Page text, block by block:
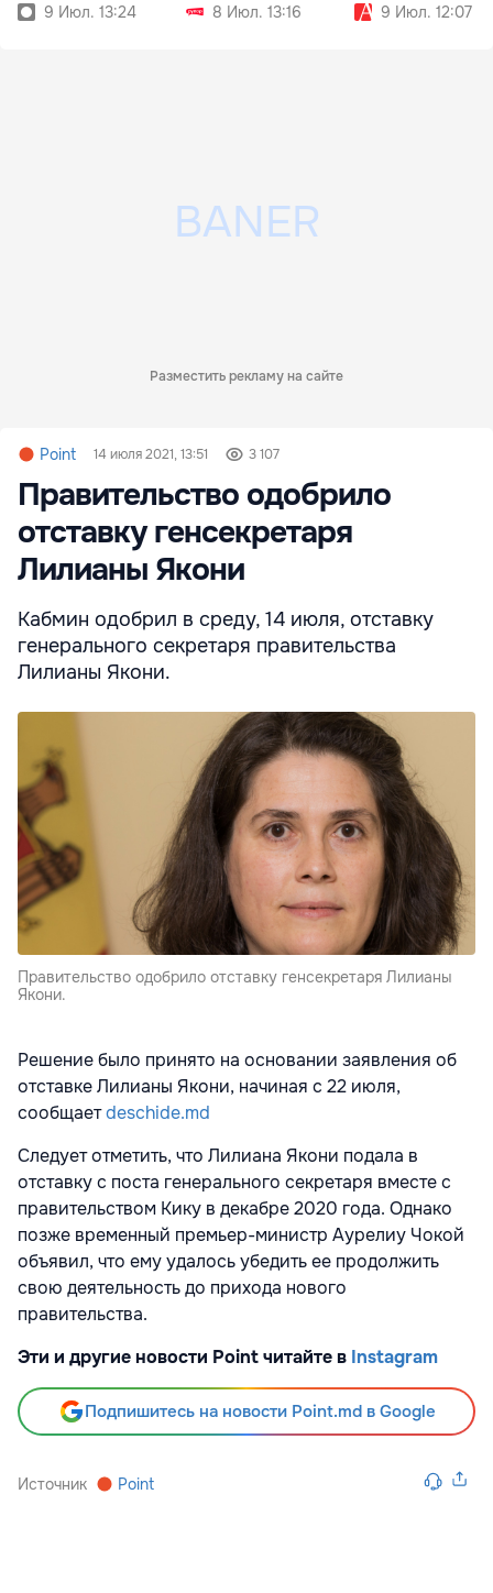
9 Июл. 13:24 8 Июл. 13:16 9 Июл. 12:07
Разместить рекламу на сайте
Point 14 июля 2021, 13:51 3 107
Правительство одобрило
отставку генсекретаря
Лилианы Якони
Кабмин одобрил в среду, 14 июля, отставку
генерального секретаря правительства
Лилианы Якони.
Правительство одобрило отставку генсекретаря Лилианы
Якони.
Решение было принято на основании заявления об
отставке Лилианы Якони, начиная с 22 июля,
сообщаетdeschide.md
Следует отметить, что Лилиана Якони подала в
отставку с поста генерального секретаря вместе с
правительством Кику в декабре 2020 года. Однако
позже временный премьер-министр Аурелиу Чокой
объявил, что ему удалось убедить ее продолжить
свою деятельность до прихода нового
правительства.
Эти и другие новости Point читайте в Instagram
Подпишитесь на новости Point.md в Google
Источник Point